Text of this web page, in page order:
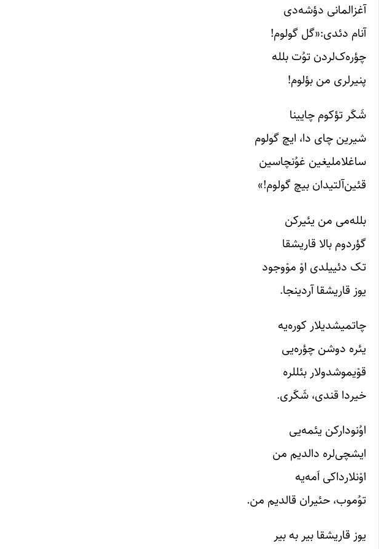
آغزالمانی دؤشه‌دی
آنام دئدی:«گل گولوم!
چؤره‌ک‌لردن توُت بلله
پنیرلری من بؤلوم!
شَکَر تؤکوم چایینا
شیرین چای دا، ایچ گولوم
ساغلاملیغین غوُنچاسین
قئین‌آلتیدان بیچ گولوم!»
بلله‌می من یئیرکن
گؤردوم بالا قاریشقا
تک دئییلدی اوْ موْوجود
یوز قاریشقا آردینجا.
چاتمیشدیلار کوره‌یه
یئره دوشن چؤره‌یی
قوْیموشدولار بئللره
خیردا قندی، شَکَری.
اوُنودارکن یئمه‌یی
ایشچی‌لره دالدیم من
اوْنلارداکی اَمه‌یه
توُموب، حئیران قالدیم من.
یوز قاریشقا بیر به بیر